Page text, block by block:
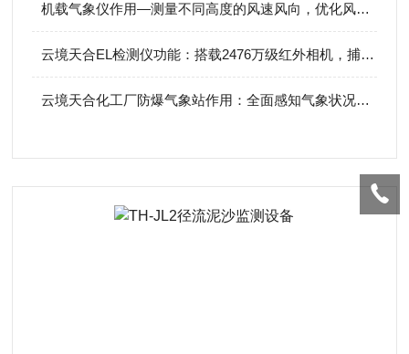
机载气象仪作用—测量不同高度的风速风向，优化风机布局与发电效率预测
云境天合EL检测仪功能：搭载2476万级红外相机，捕捉光伏板内部质量问题
云境天合化工厂防爆气象站作用：全面感知气象状况，改善化工厂区环境质量